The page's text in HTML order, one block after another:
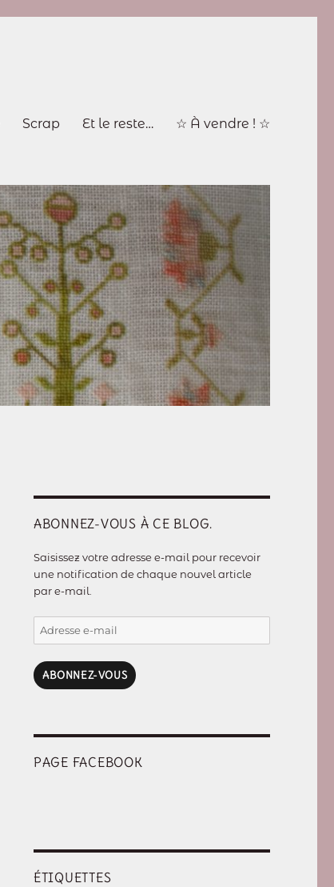
Scrap Et le reste… ☆ À vendre ! ☆
ABONNEZ-VOUS À CE BLOG.
Saisissez votre adresse e-mail pour recevoir
une notification de chaque nouvel article
par e-mail.
Adresse
ABONNEZ-VOUS
PAGE FACEBOOK
ÉTIQUETTES